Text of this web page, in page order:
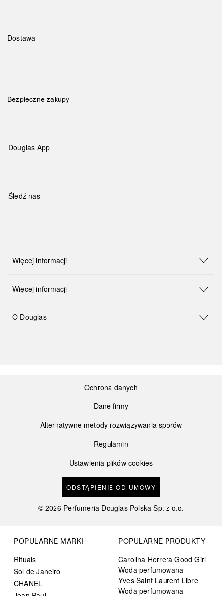
Dostawa
Bezpieczne zakupy
Douglas App
Śledź nas
Więcej informacji
Więcej informacji
O Douglas
Ochrona danych
Dane firmy
Alternatywne metody rozwiązywania sporów
Regulamin
Ustawienia plików cookies
ODSTĄPIENIE OD UMOWY
©2026 Perfumeria Douglas Polska Sp. z o.o.
POPULARNE MARKI
Rituals
Sol de Janeiro
CHANEL
POPULARNE PRODUKTY
Carolina Herrera Good Girl
Woda perfumowana
Yves Saint Laurent Libre
Woda perfumowana